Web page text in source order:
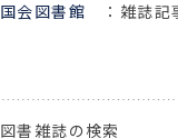
国会図書館 ：雑誌記
図書雑誌の検索